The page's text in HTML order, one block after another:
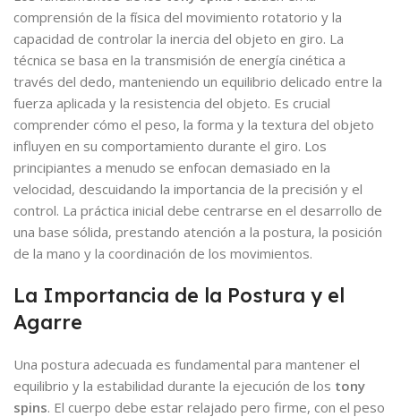
comprensión de la física del movimiento rotatorio y la
capacidad de controlar la inercia del objeto en giro. La
técnica se basa en la transmisión de energía cinética a
través del dedo, manteniendo un equilibrio delicado entre la
fuerza aplicada y la resistencia del objeto. Es crucial
comprender cómo el peso, la forma y la textura del objeto
influyen en su comportamiento durante el giro. Los
principiantes a menudo se enfocan demasiado en la
velocidad, descuidando la importancia de la precisión y el
control. La práctica inicial debe centrarse en el desarrollo de
una base sólida, prestando atención a la postura, la posición
de la mano y la coordinación de los movimientos.
La Importancia de la Postura y el
Agarre
Una postura adecuada es fundamental para mantener el
equilibrio y la estabilidad durante la ejecución de los tony
spins. El cuerpo debe estar relajado pero firme, con el peso